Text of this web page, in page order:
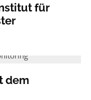
für
dem